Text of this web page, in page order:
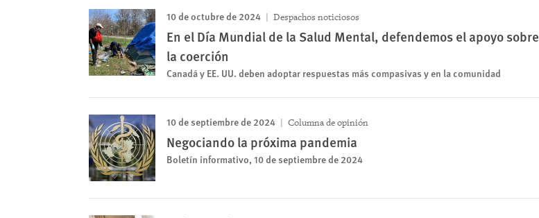
10 de octubre de 2024 Despachos noticiosos
En el Día Mundial de la Salud Mental, defendemos el apoyo sobre
la coerción
Canadá y EE. UU. deben adoptar respuestas más compasivas y en la comunidad
10 de septiembre de 2024 Columna de opinión
Negociando la próxima pandemia
Boletín informativo, 10 de septiembre de 2024